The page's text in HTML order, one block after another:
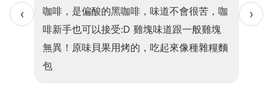
‹
且吃
是高
咖啡，是偏酸的黑咖啡，味道不會很苦，咖
啡新手也可以接受:D 雞塊味道跟一般雞塊
無異！原味貝果用烤的，吃起來像種雜糧麵
包
乎1
小孩
›